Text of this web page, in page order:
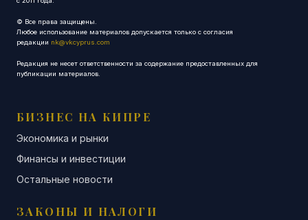
© Все права защищены.
Любое использование материалов допускается только с согласия
редакции nk@vkcyprus.com
Редакция не несет ответственности за содержание предоставленных для
публикации материалов.
БИЗНЕС НА КИПРЕ
Экономика и рынки
Финансы и инвестиции
Остальные новости
ЗАКОНЫ И НАЛОГИ